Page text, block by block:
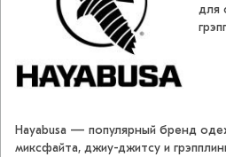
для
Hayabusa — популярный бренд
миксфайта, джиу-джитсу и